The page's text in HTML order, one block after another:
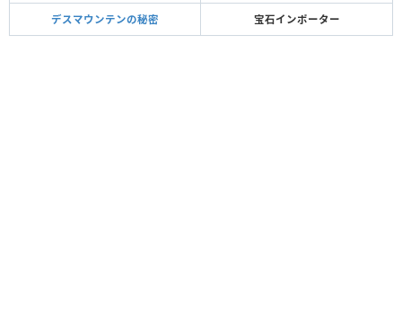
デスマウンテンの秘密 宝石インポーター